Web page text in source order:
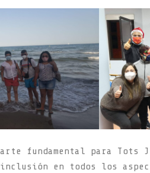
fundamental para Tots
inclusión en todos los